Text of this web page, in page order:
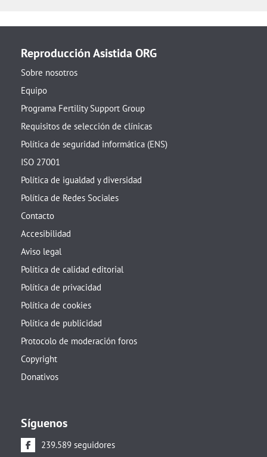
Reproducción Asistida ORG
Sobre nosotros
Equipo
Programa Fertility Support Group
Requisitos de selección de clínicas
Política de seguridad informática (ENS)
ISO 27001
Política de igualdad y diversidad
Política de Redes Sociales
Contacto
Accesibilidad
Aviso legal
Política de calidad editorial
Política de privacidad
Política de cookies
Política de publicidad
Protocolo de moderación foros
Copyright
Donativos
Síguenos
239.589 seguidores